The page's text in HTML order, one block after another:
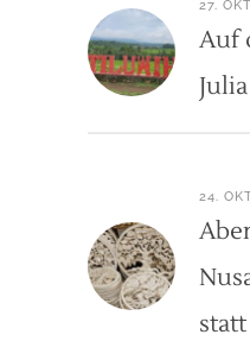
27.
Auf
24.